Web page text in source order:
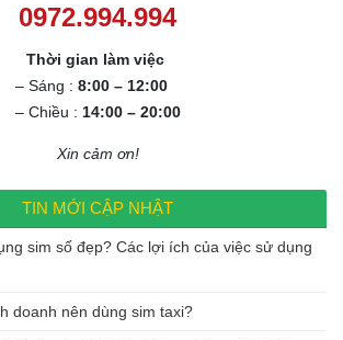
0972.994.994
Thời gian làm việc
– Sáng : 8:00 – 12:00
– Chiều : 14:00 – 20:00
Xin cảm ơn!
TIN MỚI CẬP NHẬT
sim số đẹp? Các lợi ích của việc sử dụng
doanh nên dùng sim taxi?